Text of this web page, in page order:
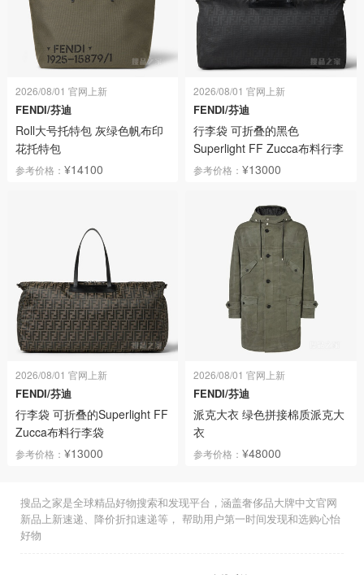
2026/08/01 官网上新
FENDI/芬迪
Roll大号托特包 灰绿色帆布印
花托特包
参考价格： ¥14100
2026/08/01 官网上新
FENDI/芬迪
行李袋 可折叠的黑色
Superlight FF Zucca布料行李
袋
参考价格：¥13000
2026/08/01 官网上新
FENDI/芬迪
行李袋 可折叠的Superlight FF
Zucca布料行李袋
参考价格： ¥13000
2026/08/01 官网上新
FENDI/芬迪
派克大衣 绿色拼接棉质派克大
衣
参考价格：¥48000
搜品之家是全球精品好物搜索和发现平台，涵盖奢侈品大牌中文官网
新品上新速递、降价折扣速递等， 帮助用户第一时间发现和选购心怡
好物